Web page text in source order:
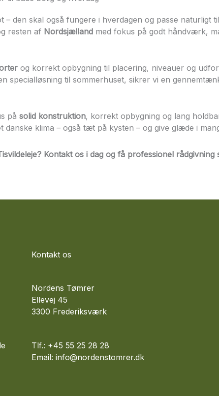
den skal også fungere i hverdagen og passe naturligt
resten af Nordsjælland med fokus på godt håndværk,
og korrekt opbygning til placering, niveauer og
specialløsning til sommerhuset, sikrer vi en
på solid konstruktion, korrekt opbygning og lang
danske klima – også tæt på kysten – og give glæde i
? Kontakt os i dag og få professionel rådgivning
Kontakt os
Nordens Tømrer
Ellevej 45
3300 Frederiksværk
Tlf.: +45 55 25 28 28
Email: info@nordenstomrer.dk